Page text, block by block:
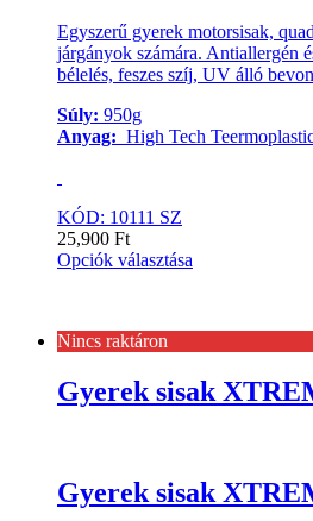
Egyszerű gyerek motorsisak,
járgányok számára. Antiallergén
bélelés, feszes szíj, UV álló
Súly: 950g
Anyag: High Tech
KÓD: 10111 SZ
25,900 Ft
Opciók választása
Nincs raktáron
Gyerek sisak
Gyerek sisak